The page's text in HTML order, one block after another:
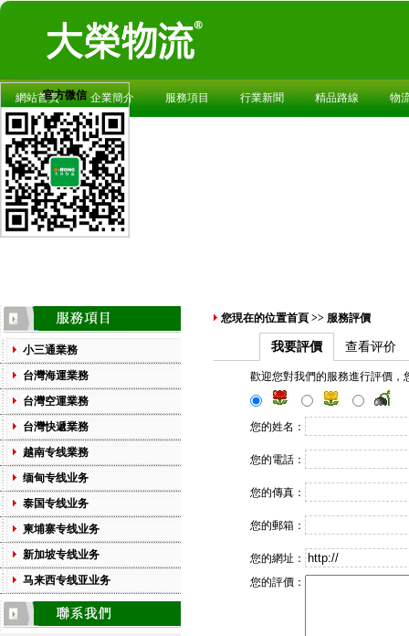
網站首頁 企業簡介 服務項目 行業新聞 精品路線 物
小三通業務
台灣海運業務
台灣空運業務
台灣快遞業務
越南专线業務
缅甸专线业务
泰国专线业务
柬埔寨专线业务
新加坡专线业务
马来西专线亚业务
您現在的位置首頁 >> 服務評價
我要評價 查看评价
歡迎您對我們的服務進行評價，
您的姓名：
您的電話：
您的傳真：
您的郵箱：
您的網址：
您的評價：
官方微信